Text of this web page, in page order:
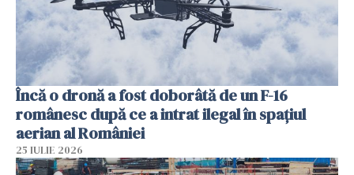
Încă o dronă a fost doborâtă de un F-16
românesc după ce a intrat ilegal în spațiul
aerian al României
25 IULIE 2026